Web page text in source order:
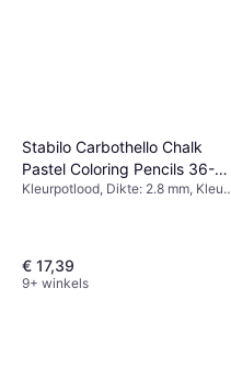
Stabilo Carbothello Chalk
Pastel Coloring Pencils 36-
pack
Kleurpotlood, Dikte: 2.8 mm, Kleur:
€ 17,39
9+ winkels